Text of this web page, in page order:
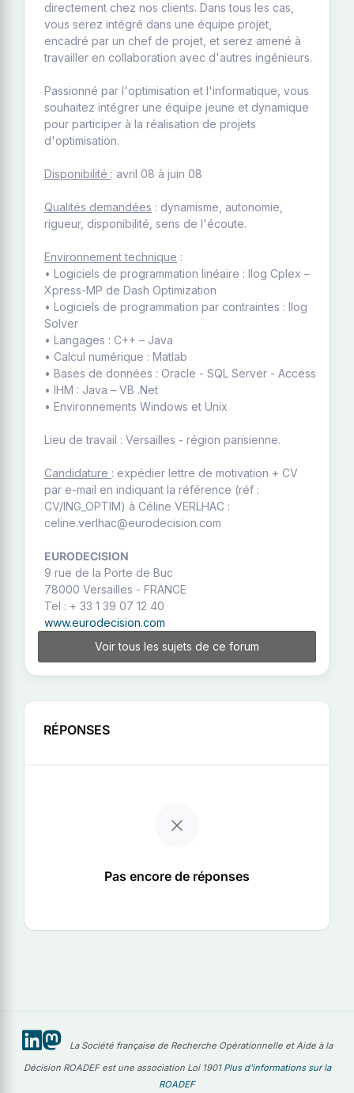
directement chez nos clients. Dans tous les cas,
vous serez intégré dans une équipe projet,
encadré par un chef de projet, et serez amené à
travailler en collaboration avec d'autres ingénieurs.
Passionné par l'optimisation et l'informatique, vous
souhaitez intégrer une équipe jeune et dynamique
pour participer à la réalisation de projets
d'optimisation.
Disponibilité : avril 08 à juin 08
Qualités demandées : dynamisme, autonomie,
rigueur, disponibilité, sens de l'écoute.
Environnement technique :
• Logiciels de programmation linéaire : Ilog Cplex –
Xpress-MP de Dash Optimization
• Logiciels de programmation par contraintes : Ilog
Solver
• Langages : C++ – Java
• Calcul numérique : Matlab
• Bases de données : Oracle - SQL Server - Access
• IHM : Java – VB .Net
• Environnements Windows et Unix
Lieu de travail : Versailles - région parisienne.
Candidature : expédier lettre de motivation + CV
par e-mail en indiquant la référence (réf :
CV/ING_OPTIM) à Céline VERLHAC :
celine.verlhac@eurodecision.com
EURODECISION
9 rue de la Porte de Buc
78000 Versailles - FRANCE
Tel : + 33 1 39 07 12 40
www.eurodecision.com
Voir tous les sujets de ce forum
RÉPONSES
Pas encore de réponses
La Société française de Recherche Opérationnelle et Aide à la
Décision ROADEF est une association Loi 1901 Plus d'informations sur la
ROADEF